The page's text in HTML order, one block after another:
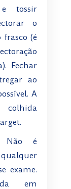
tossir
o
(é
Fechar
ao
A
Não é
exame.
em